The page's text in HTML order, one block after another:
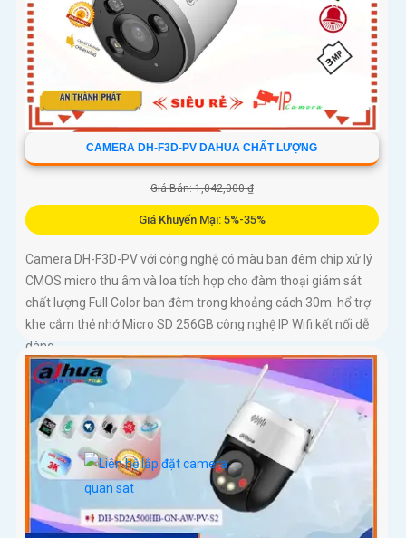
CAMERA DH-F3D-PV DAHUA CHẤT LƯỢNG
Giá Bán: 1,042,000 ₫
Giá Khuyến Mại: 5%-35%
Camera DH-F3D-PV với công nghệ có màu ban đêm chip xử lý
CMOS micro thu âm và loa tích hợp cho đàm thoại giám sát
chất lượng Full Color ban đêm trong khoảng cách 30m. hổ trợ
khe cắm thẻ nhớ Micro SD 256GB công nghệ IP Wifi kết nối dễ
dàng